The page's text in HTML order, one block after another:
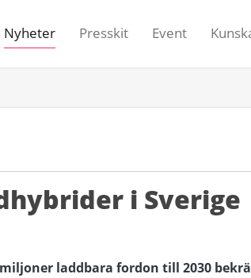
Nyheter Presskit Event
i Sverige
laddbara fordon till 2030